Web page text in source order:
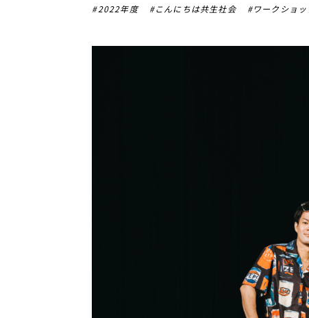
2022年度 こんにちは共生社会 ワークショ